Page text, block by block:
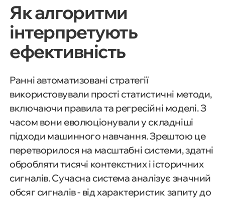
Як алгоритми
інтерпретують
ефективність
Ранні автоматизовані стратегії
використовували прості статистичні методи,
включаючи правила та регресійні моделі. З
часом вони еволюціонували у складніші
підходи машинного навчання. Зрештою це
перетворилося на масштабні системи, здатні
обробляти тисячі контекстних і історичних
сигналів. Сучасна система аналізує значний
обсяг сигналів - від характеристик запиту до